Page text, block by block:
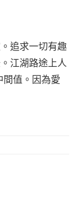
追求一切有趣
江湖路途上人
間值。因為愛